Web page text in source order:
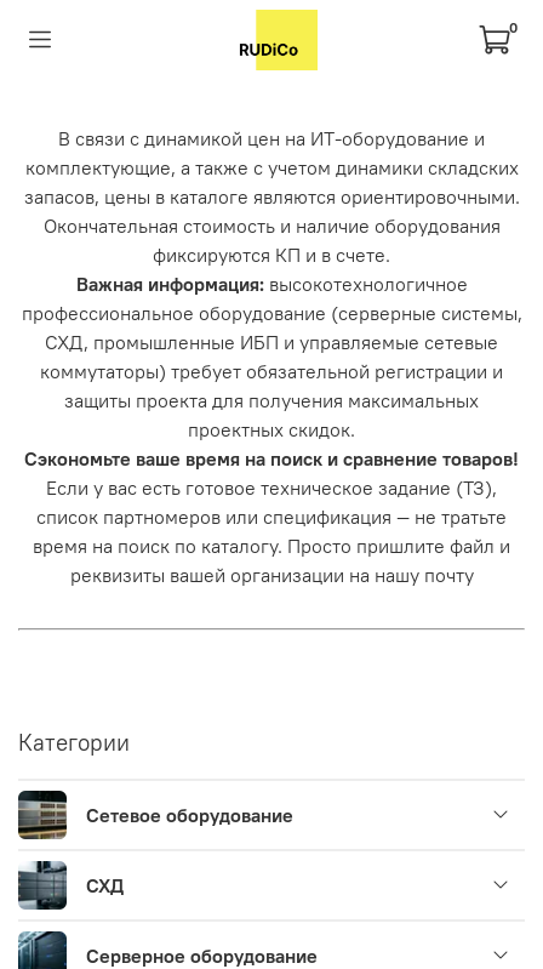
0
В связи с динамикой цен на ИТ-оборудование и
комплектующие, а также с учетом динамики складских
запасов, цены в каталоге являются ориентировочными.
Окончательная стоимость и наличие оборудования
фиксируются КП и в счете.
Важная информация: высокотехнологичное
профессиональное оборудование (серверные системы,
СХД, промышленные ИБП и управляемые сетевые
коммутаторы) требует обязательной регистрации и
защиты проекта для получения максимальных
проектных скидок.
Сэкономьте ваше время на поиск и сравнение товаров!
Если у вас есть готовое техническое задание (ТЗ),
список партномеров или спецификация — не тратьте
время на поиск по каталогу. Просто пришлите файл и
реквизиты вашей организации на нашу почту
Категории
Сетевое оборудование
СХД
Серверное оборудование